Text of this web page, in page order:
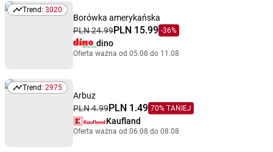
Trend: 3020
Trend: 3020
Borówka amerykańska
PLN 24.99PLN 15.99 -36%
dino
Oferta ważna od 05.08 do 11.08
Trend: 2975
Trend: 2975
Arbuz
PLN 4.99PLN 1.49 70% TANIEJ
Kaufland
Oferta ważna od 06.08 do 08.08